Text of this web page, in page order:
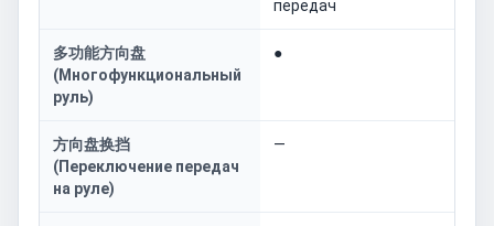
передач
多功能方向盘
(Многофункциональный
руль)
●
方向盘换挡
(Переключение передач
на руле)
—